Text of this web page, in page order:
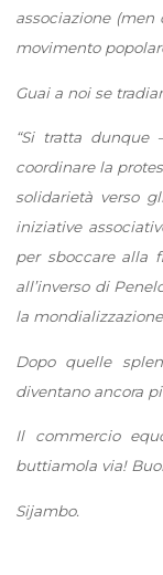
associazione
movimento
Guai a noi se
“Si tratta dunque
coordinare la
solidarietà verso
iniziative
per sboccare alla
all’inverso di
la
Dopo quelle
diventano ancora
Il commercio
buttiamola via!
Sijambo.